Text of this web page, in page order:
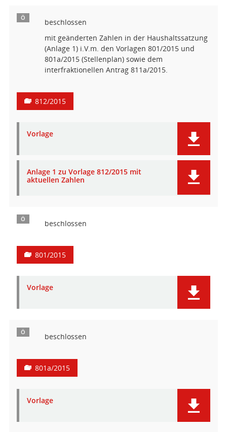
Ö
beschlossen
mit geänderten Zahlen in der Haushaltssatzung
(Anlage 1) i.V.m. den Vorlagen 801/2015 und
801a/2015 (Stellenplan) sowie dem
interfraktionellen Antrag 811a/2015.
812/2015
Vorlage
Anlage 1 zu Vorlage 812/2015 mit
aktuellen Zahlen
Ö beschlossen
801/2015
Vorlage
Ö beschlossen
801a/2015
Vorlage